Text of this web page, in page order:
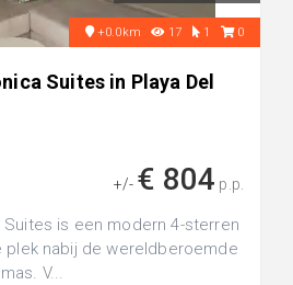
+0.0km 17 1 0
Suites in Playa Del
+/- € 804 p.p.
is een modern 4-sterren
plek nabij de wereldberoemde
V...